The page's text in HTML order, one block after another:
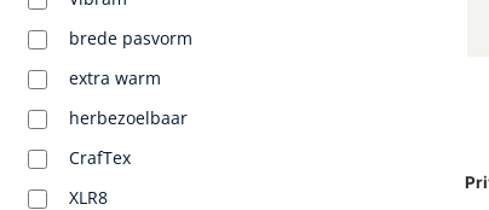
brede pasvorm
extra warm
herbezoelbaar
CrafTex
XLR8